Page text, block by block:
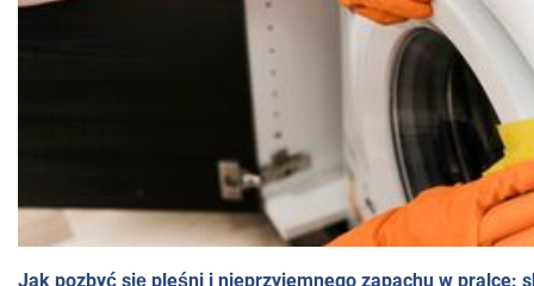
Jak pozbyć się pleśni i nieprzyjemnego zapachu w pralce: